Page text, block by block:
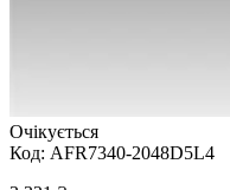
Очікується
Код: AFR7340-2048D5L4